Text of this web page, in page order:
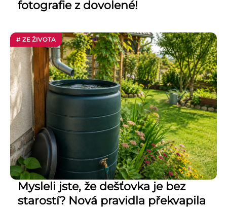
fotografie z dovolené!
# ZE ŽIVOTA
Mysleli jste, že dešťovka je bez
starostí? Nová pravidla překvapila